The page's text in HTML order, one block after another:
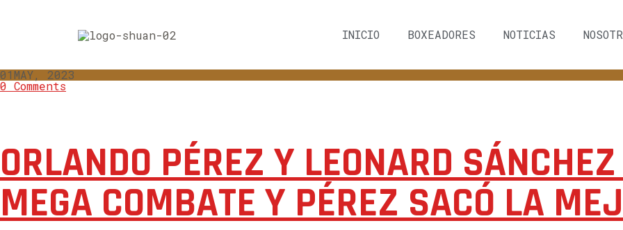
INICIO BOXEADORES NOTICIAS
01 MAY, 2023
0 Comments
ORLANDO PÉREZ Y LEONARD
MEGA COMBATE Y PÉREZ SACÓ LA